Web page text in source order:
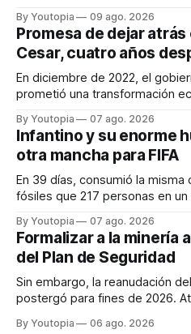
By Youtopia 09 ago. 2026
Promesa de dejar
Cesar, cuatro años
En diciembre de 2022, el
prometió una transformación
By Youtopia 07 ago. 2026
Infantino y su enorme
otra mancha para FIFA
En 39 días, consumió la
fósiles que 217 personas en
By Youtopia 07 ago. 2026
Formalizar a la minería
del Plan de Seguridad
Sin embargo, la reanudación
postergó para fines de 2026.
By Youtopia 06 ago. 2026